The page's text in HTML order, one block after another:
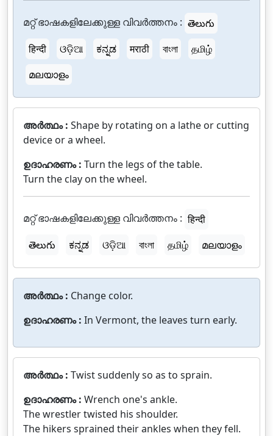
മറ്റ് ഭാഷകളിലേക്കുള്ള വിവർത്തനം : తెలుగు
हिन्दी
ଓଡ଼ିଆ ಕನ್ನಡ मराठी বাংলা
தமிழ்
മലയാളം
അർത്ഥം : Shape by rotating on a lathe or cutting
device or a wheel.
ഉദാഹരണം : Turn the legs of the table.
Turn the clay on the wheel.
മറ്റ് ഭാഷകളിലേക്കുള്ള വിവർത്തനം : हिन्दी
తెలుగు
ಕನ್ನಡ ଓଡ଼ିଆ বাংলা தமிழ் മലയാളം
അർത്ഥം : Change color.
ഉദാഹരണം : In Vermont, the leaves turn early.
അർത്ഥം : Twist suddenly so as to sprain.
ഉദാഹരണം : Wrench one's ankle.
The wrestler twisted his shoulder.
The hikers sprained their ankles when they fell.